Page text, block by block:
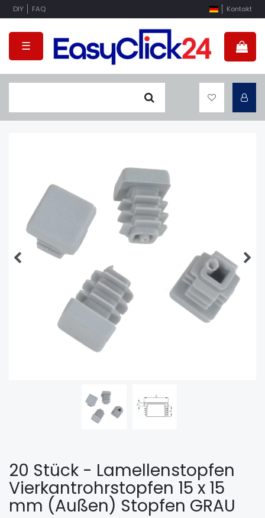
DIY FAQ Kontakt
☰
20 Stück - Lamellenstopfen
Vierkantrohrstopfen 15 x 15
mm (Außen) Stopfen GRAU